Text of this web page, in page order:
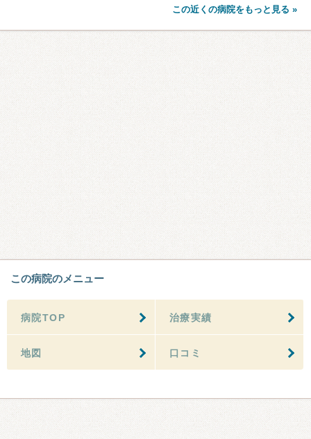
この近くの病院をもっと見る »
この病院のメニュー
病院TOP 治療実績
地図 口コミ